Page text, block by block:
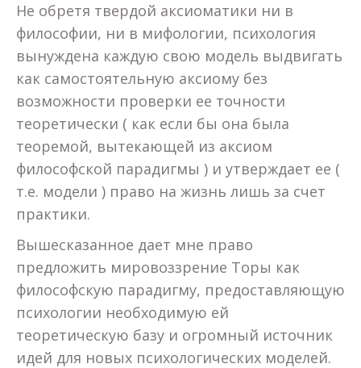
Не обретя твердой аксиоматики ни в
философии, ни в мифологии, психология
вынуждена каждую свою модель выдвигать
как самостоятельную аксиому без
возможности проверки ее точности
теоретически ( как если бы она была
теоремой, вытекающей из аксиом
философской парадигмы ) и утверждает ее (
т.е. модели ) право на жизнь лишь за счет
практики.
Вышесказанное дает мне право
предложить мировоззрение Торы как
философскую парадигму, предоставляющую
психологии необходимую ей
теоретическую базу и огромный источник
идей для новых психологических моделей.